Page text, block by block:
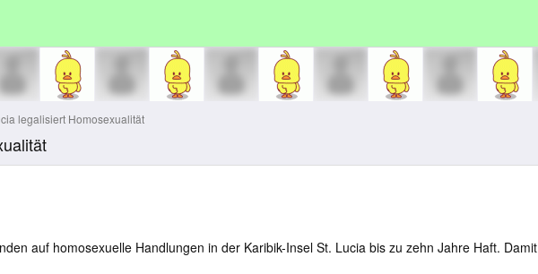
legalisiert Homosexualität
auf homosexuelle Handlungen in der Karibik-Insel St. Lucia bis zu zehn Jahre Haft. Damit